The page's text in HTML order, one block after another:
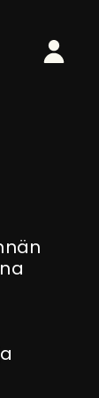
Kirjaudu